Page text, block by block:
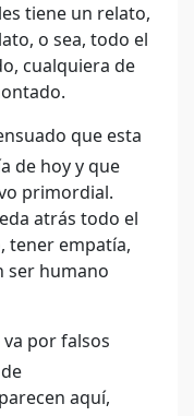
tiene un relato,
o sea, todo el
cualquiera de
que esta
de hoy y que
primordial.
atrás todo el
tener empatía,
ser humano
por falsos
aquí,